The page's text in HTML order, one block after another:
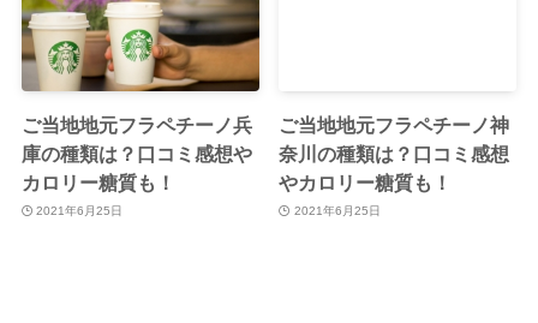
ご当地地元フラペチーノ兵
庫の種類は？口コミ感想や
カロリー糖質も！
2021年6月25日
ご当地地元フラペチーノ神
奈川の種類は？口コミ感想
やカロリー糖質も！
2021年6月25日